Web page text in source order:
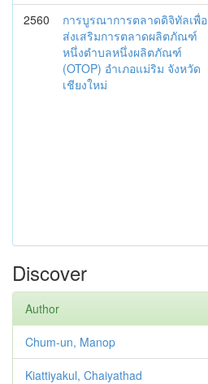
2560
การบูรณาการตลาดดิจิทัลเพื่อ
ส่งเสริมการตลาดผลิตภัณฑ์
หนึ่งตำบลหนึ่งผลิตภัณฑ์
(OTOP) อำเภอแม่ริม จังหวัด
เชียงใหม่
Discover
Author
Chum-un, Manop
Kiattiyakul, Chaiyathad